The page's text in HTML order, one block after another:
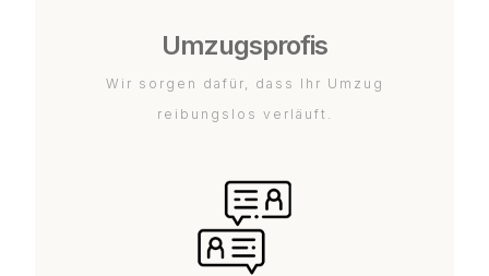
Umzugsprofis
Wir sorgen dafür, dass Ihr Umzug
reibungslos verläuft.